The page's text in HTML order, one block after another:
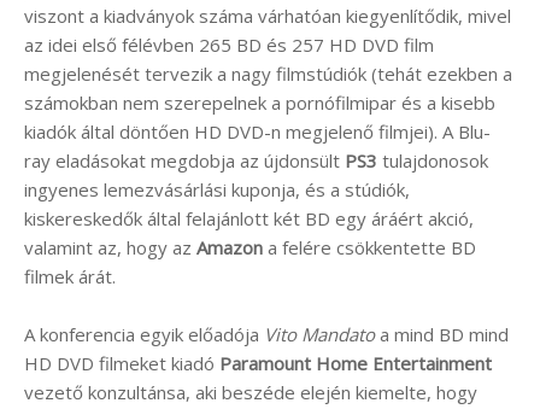
viszont a kiadványok száma várhatóan kiegyenlítődik, mivel
az idei első félévben 265 BD és 257 HD DVD film
megjelenését tervezik a nagy filmstúdiók (tehát ezekben a
számokban nem szerepelnek a pornófilmipar és a kisebb
kiadók által döntően HD DVD-n megjelenő filmjei). A Blu-
ray eladásokat megdobja az újdonsült PS3 tulajdonosok
ingyenes lemezvásárlási kuponja, és a stúdiók,
kiskereskedők által felajánlott két BD egy áráért akció,
valamint az, hogy az Amazon a felére csökkentette BD
filmek árát.
A konferencia egyik előadója Vito Mandatoa mind BD mind
HD DVD filmeket kiadó Paramount Home Entertainment
vezető konzultánsa, aki beszéde elején kiemelte, hogy